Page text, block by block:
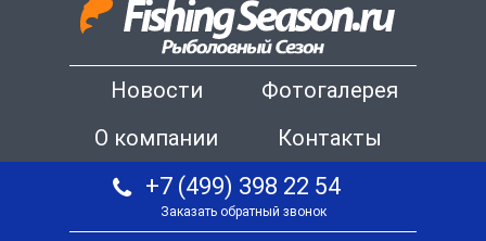
Новости
Фотогалерея
О компании
Контакты
+7 (499) 398 22 54
Заказать обратный звонок